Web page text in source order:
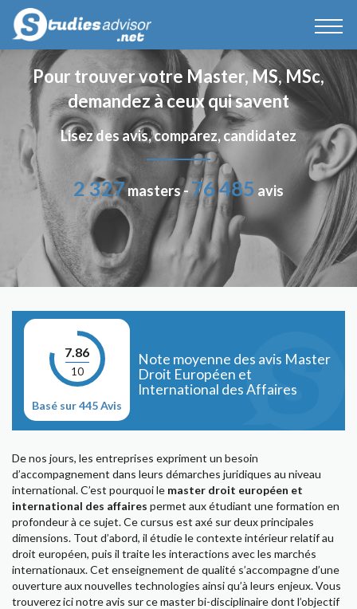
Pour trouver votre Master, MS, MSc,
demandez à ceux qui savent
Lisez des avis, comparez, candidatez
2 327masters -76 485 avis
7.86
10
Basé sur 445 Avis
Note moyenne des avis Master
Droit Européen et
International des Affaires
De nos jours, les entreprises expriment un besoin
d’accompagnement dans leurs démarches juridiques au niveau
international. C’est pourquoi le master droit européen et
international des affaires permet aux étudiant une formation en
profondeur à ce sujet. Ce cursus est axé sur deux principales
dimensions. Tout d’abord, il étudie le contexte intérieur relatif au
droit européen, puis il traite les interactions avec les marchés
internationaux. Cet enseignement de qualité s’accompagne d’une
ouverture aux nouvelles technologies ainsi qu’à leurs enjeux. Vous
trouverez ici notre avis sur ce master bi-disciplinaire dont l’objectif